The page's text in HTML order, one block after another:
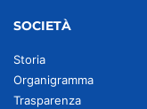
SOCIETÀ
Storia
Organigramma
Trasparenza